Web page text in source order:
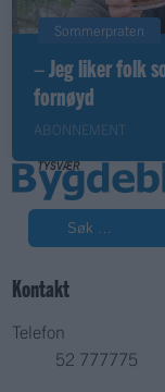
Sommerpraten
– Jeg liker folk
fornøyd
ABONNEMENT
Kontakt
Telefon
52 777775